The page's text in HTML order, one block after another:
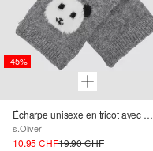
-45%
Écharpe unisexe en tricot avec motif de panda
s.Oliver
10.95 CHF19.90 CHF